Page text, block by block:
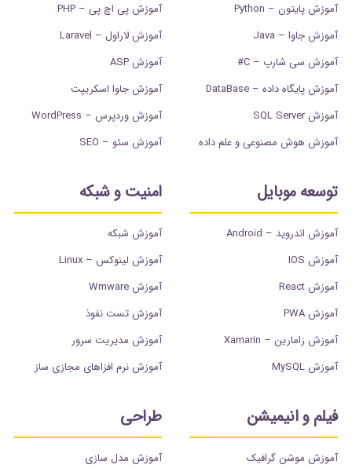
آموزش پایتون – Python
آموزش جاوا – Java
آموزش سی شارپ – C#
آموزش پایگاه داده – DataBase
آموزش SQL Server
آموزش هوش مصنوعی و علم داده
آموزش پی اچ پی – PHP
آموزش لاراول – Laravel
آموزش ASP
آموزش جاوا اسکریپت
آموزش وردپرس – WordPress
آموزش سئو – SEO
توسعه موبایل
آموزش اندروید – Android
آموزش IOS
آموزش React
آموزش PWA
آموزش زامارین – Xamarin
آموزش MySQL
امنیت و شبکه
آموزش شبکه
آموزش لینوکس – Linux
آموزش Wmware
آموزش تست نفوذ
آموزش مدیریت سرور
آموزش نرم افزاهای مجازی ساز
فیلم و انیمیشن
آموزش موشن گرافیک
طراحی
آموزش مدل سازی